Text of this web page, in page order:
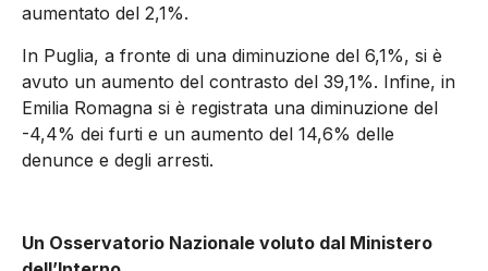
aumentato del 2,1%.
In Puglia, a fronte di una diminuzione del 6,1%, si è
avuto un aumento del contrasto del 39,1%. Infine, in
Emilia Romagna si è registrata una diminuzione del
-4,4% dei furti e un aumento del 14,6% delle
denunce e degli arresti.
Un Osservatorio Nazionale voluto dal Ministero